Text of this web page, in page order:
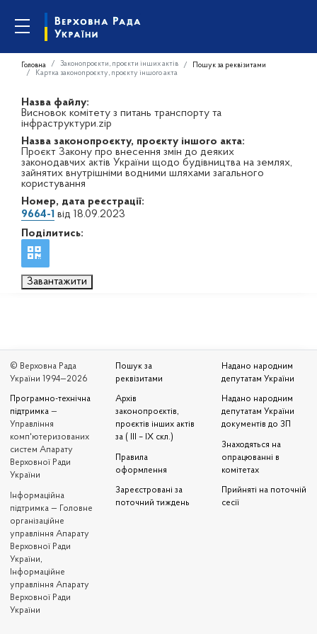
Головна Законопроєкти, проєкти інших актів
Пошук за реквізитами
Картка законопроєкту, проєкту іншого акта
Назва файлу:
Висновок комітету з питань транспорту та
інфраструктури.zip
Назва законопроєкту, проєкту іншого акта:
Проєкт Закону про внесення змін до деяких
законодавчих актів України щодо будівництва на землях,
зайнятих внутрішніми водними шляхами загального
користування
Номер, дата реєстрації:
9664-1 від 18.09.2023
Поділитись:
Завантажити
© Верховна Рада
України 1994—2026
Програмно-технічна
підтримка —
Управління
комп'ютеризованих
систем Апарату
Верховної Ради
України
Iнформаційна
підтримка — Головне
організаційне
управління Апарату
Верховної Ради
України,
Інформаційне
управління Апарату
Верховної Ради
України
Пошук за
реквізитами
Архів
законопроєктів,
проєктів інших актів
за ( III – IX скл.)
Правила
оформлення
Зареєстровані за
поточний тиждень
Надано народним
депутатам України
Надано народним
депутатам України
документів до ЗП
Знаходяться на
опрацюванні в
комітетах
Прийняті на поточній
сесії